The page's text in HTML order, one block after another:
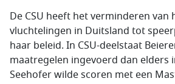
De CSU heeft het verminderen van
vluchtelingen in Duitsland tot
haar beleid. In CSU-deelstaat
maatregelen ingevoerd dan elders
Seehofer wilde scoren met een